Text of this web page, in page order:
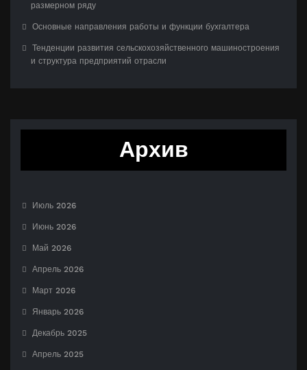
размерном ряду
Основные направления работы и функции бухгалтера
Тенденции развития сельскохозяйственного машиностроения
и структура предприятий отрасли
Архив
Июль 2026
Июнь 2026
Май 2026
Апрель 2026
Март 2026
Январь 2026
Декабрь 2025
Апрель 2025